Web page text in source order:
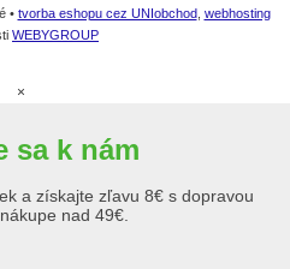
• tvorba eshopu cez UNIobchod webhosting
WEBYGROUP
×
sa k nám
a získajte zľavu 8€ s dopravou
nad 49€.